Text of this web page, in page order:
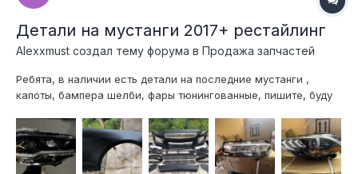
Детали на мустанги 2017+ рестайлинг
Alexxmust создал тему форума в Продажа запчастей
Ребята, в наличии есть детали на последние мустанги ,
капоты, бампера шелби, фары тюнингованные, пишите, буду
противотуманная фара-поворотник правый передний
подкрылок уплотнитель капота если что надо, могу
оперативно прит...